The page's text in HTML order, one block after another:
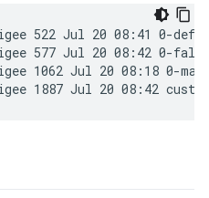
522 Jul 20 08:41 0-
577 Jul 20 08:42 0-
1062 Jul 20 08:18 0-
1887 Jul 20 08:42